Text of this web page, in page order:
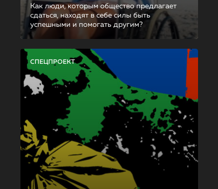
Как люди, которым общество предлагает
сдаться, находят в себе силы быть
успешными и помогать другим?
СПЕЦПРОЕКТ